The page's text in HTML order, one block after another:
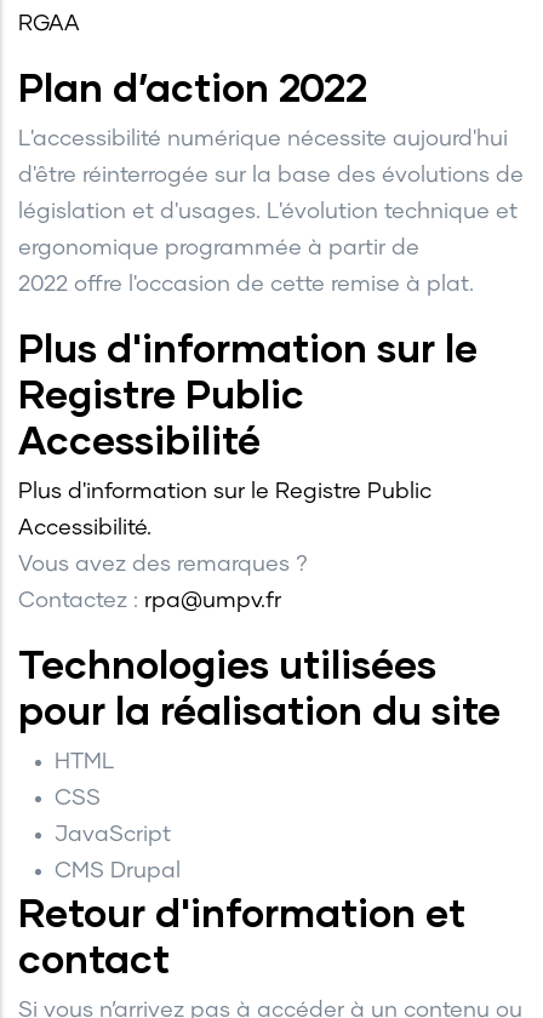
RGAA
Plan d’action 2022
L'accessibilité numérique nécessite aujourd'hui
d'être réinterrogée sur la base des évolutions de
législation et d'usages. L'évolution technique et
ergonomique programmée à partir de
2022 offre l'occasion de cette remise à plat.
Plus d'information sur le
Registre Public
Accessibilité
Plus d'information sur le Registre Public
Accessibilité.
Vous avez des remarques ?
Contactez : rpa@umpv.fr
Technologies utilisées
pour la réalisation du site
HTML
CSS
JavaScript
CMS Drupal
Retour d'information et
contact
Si vous n’arrivez pas à accéder à un contenu ou